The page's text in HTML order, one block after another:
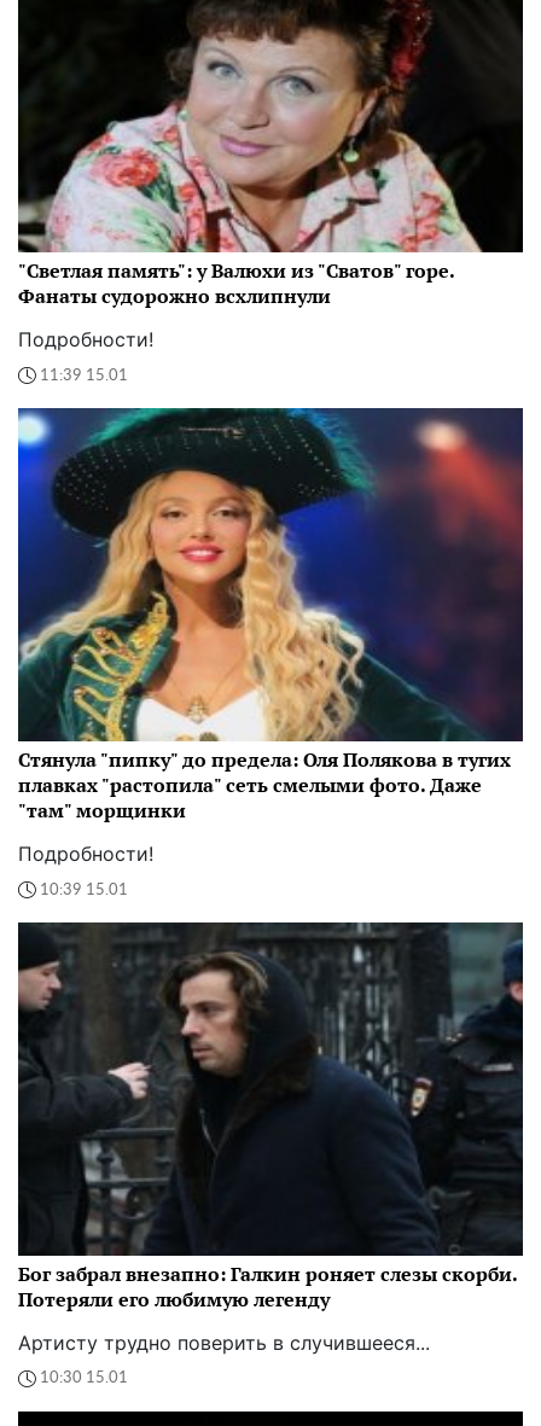
"Светлая память": у Валюхи из "Сватов" горе.
Фанаты судорожно всхлипнули
Подробности!
11:39 15.01
Стянула "пипку" до предела: Оля Полякова в тугих
плавках "растопила" сеть смелыми фото. Даже
"там" морщинки
Подробности!
10:39 15.01
Бог забрал внезапно: Галкин роняет слезы скорби.
Потеряли его любимую легенду
Артисту трудно поверить в случившееся...
10:30 15.01